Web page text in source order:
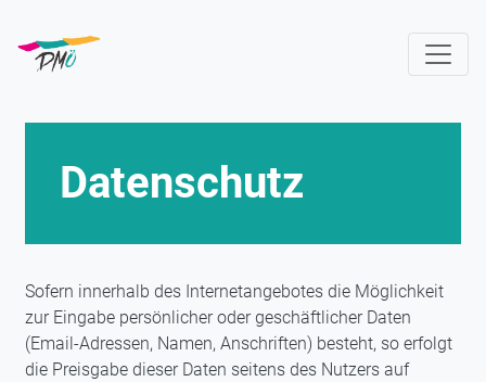
zum
Inhalt
Datenschutz
Sofern innerhalb des Internetangebotes die Möglichkeit
zur Eingabe persönlicher oder geschäftlicher Daten
(Email-Adressen, Namen, Anschriften) besteht, so erfolgt
die Preisgabe dieser Daten seitens des Nutzers auf